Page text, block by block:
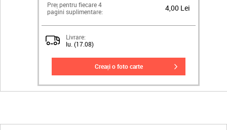
Preț pentru fiecare 4
pagini suplimentare:
4,00 Lei
Livrare:
lu. (17.08)
creați o foto carte